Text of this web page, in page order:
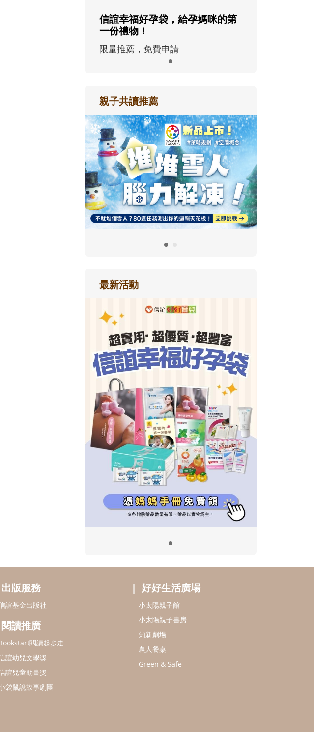
信誼幸福好孕袋，給孕媽咪的第
一份禮物！
限量推薦，免費申請
親子共讀推薦
最新活動
出版服務
誼基金出版社
閱讀推廣
閱讀起步走
誼幼兒文學獎
誼兒童動畫獎
袋鼠說故事劇團
好好生活廣場
小太陽親子館
小太陽親子書房
知新劇場
農人餐桌
Green & Safe